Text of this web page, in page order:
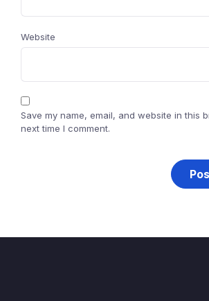
Website
Save my name, email, and website in this
next time I comment.